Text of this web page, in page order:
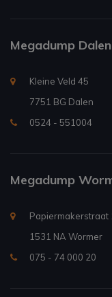
Megadump Dalen
Kleine Veld 45
7751 BG Dalen
0524 - 551004
Megadump
Papiermakerstraat
1531 NA Wormer
075 - 74 000 20